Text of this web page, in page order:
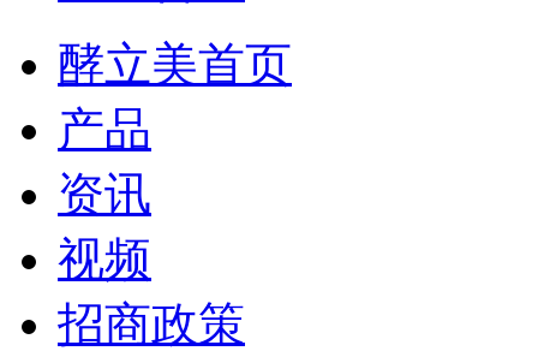
酵立美首页
产品
资讯
视频
招商政策